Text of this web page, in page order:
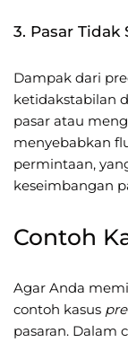
3. Pasar Tidak
Dampak dari
ketidakstabilan
pasar atau
menyebabkan
permintaan,
keseimbangan
Contoh
Agar Anda
contoh kasus
pasaran. Dalam